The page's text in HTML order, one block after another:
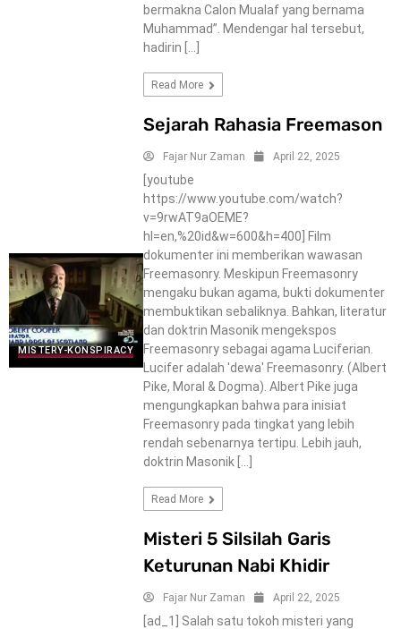
bermakna Calon Mualaf yang bernama
Muhammad”. Mendengar hal tersebut,
hadirin […]
Read More
MISTERY-KONSPIRACY
Sejarah Rahasia Freemason
Fajar Nur Zaman April 22, 2025
[youtube
https://www.youtube.com/watch?
v=9rwAT9aOEME?
hl=en,%20id&w=600&h=400] Film
dokumenter ini memberikan wawasan
Freemasonry. Meskipun Freemasonry
mengaku bukan agama, bukti dokumenter
membuktikan sebaliknya. Bahkan, literatur
dan doktrin Masonik mengekspos
Freemasonry sebagai agama Luciferian.
Lucifer adalah 'dewa' Freemasonry. (Albert
Pike, Moral & Dogma). Albert Pike juga
mengungkapkan bahwa para inisiat
Freemasonry pada tingkat yang lebih
rendah sebenarnya tertipu. Lebih jauh,
doktrin Masonik […]
Read More
Misteri 5 Silsilah Garis
Keturunan Nabi Khidir
Fajar Nur Zaman April 22, 2025
[ad_1] Salah satu tokoh misteri yang